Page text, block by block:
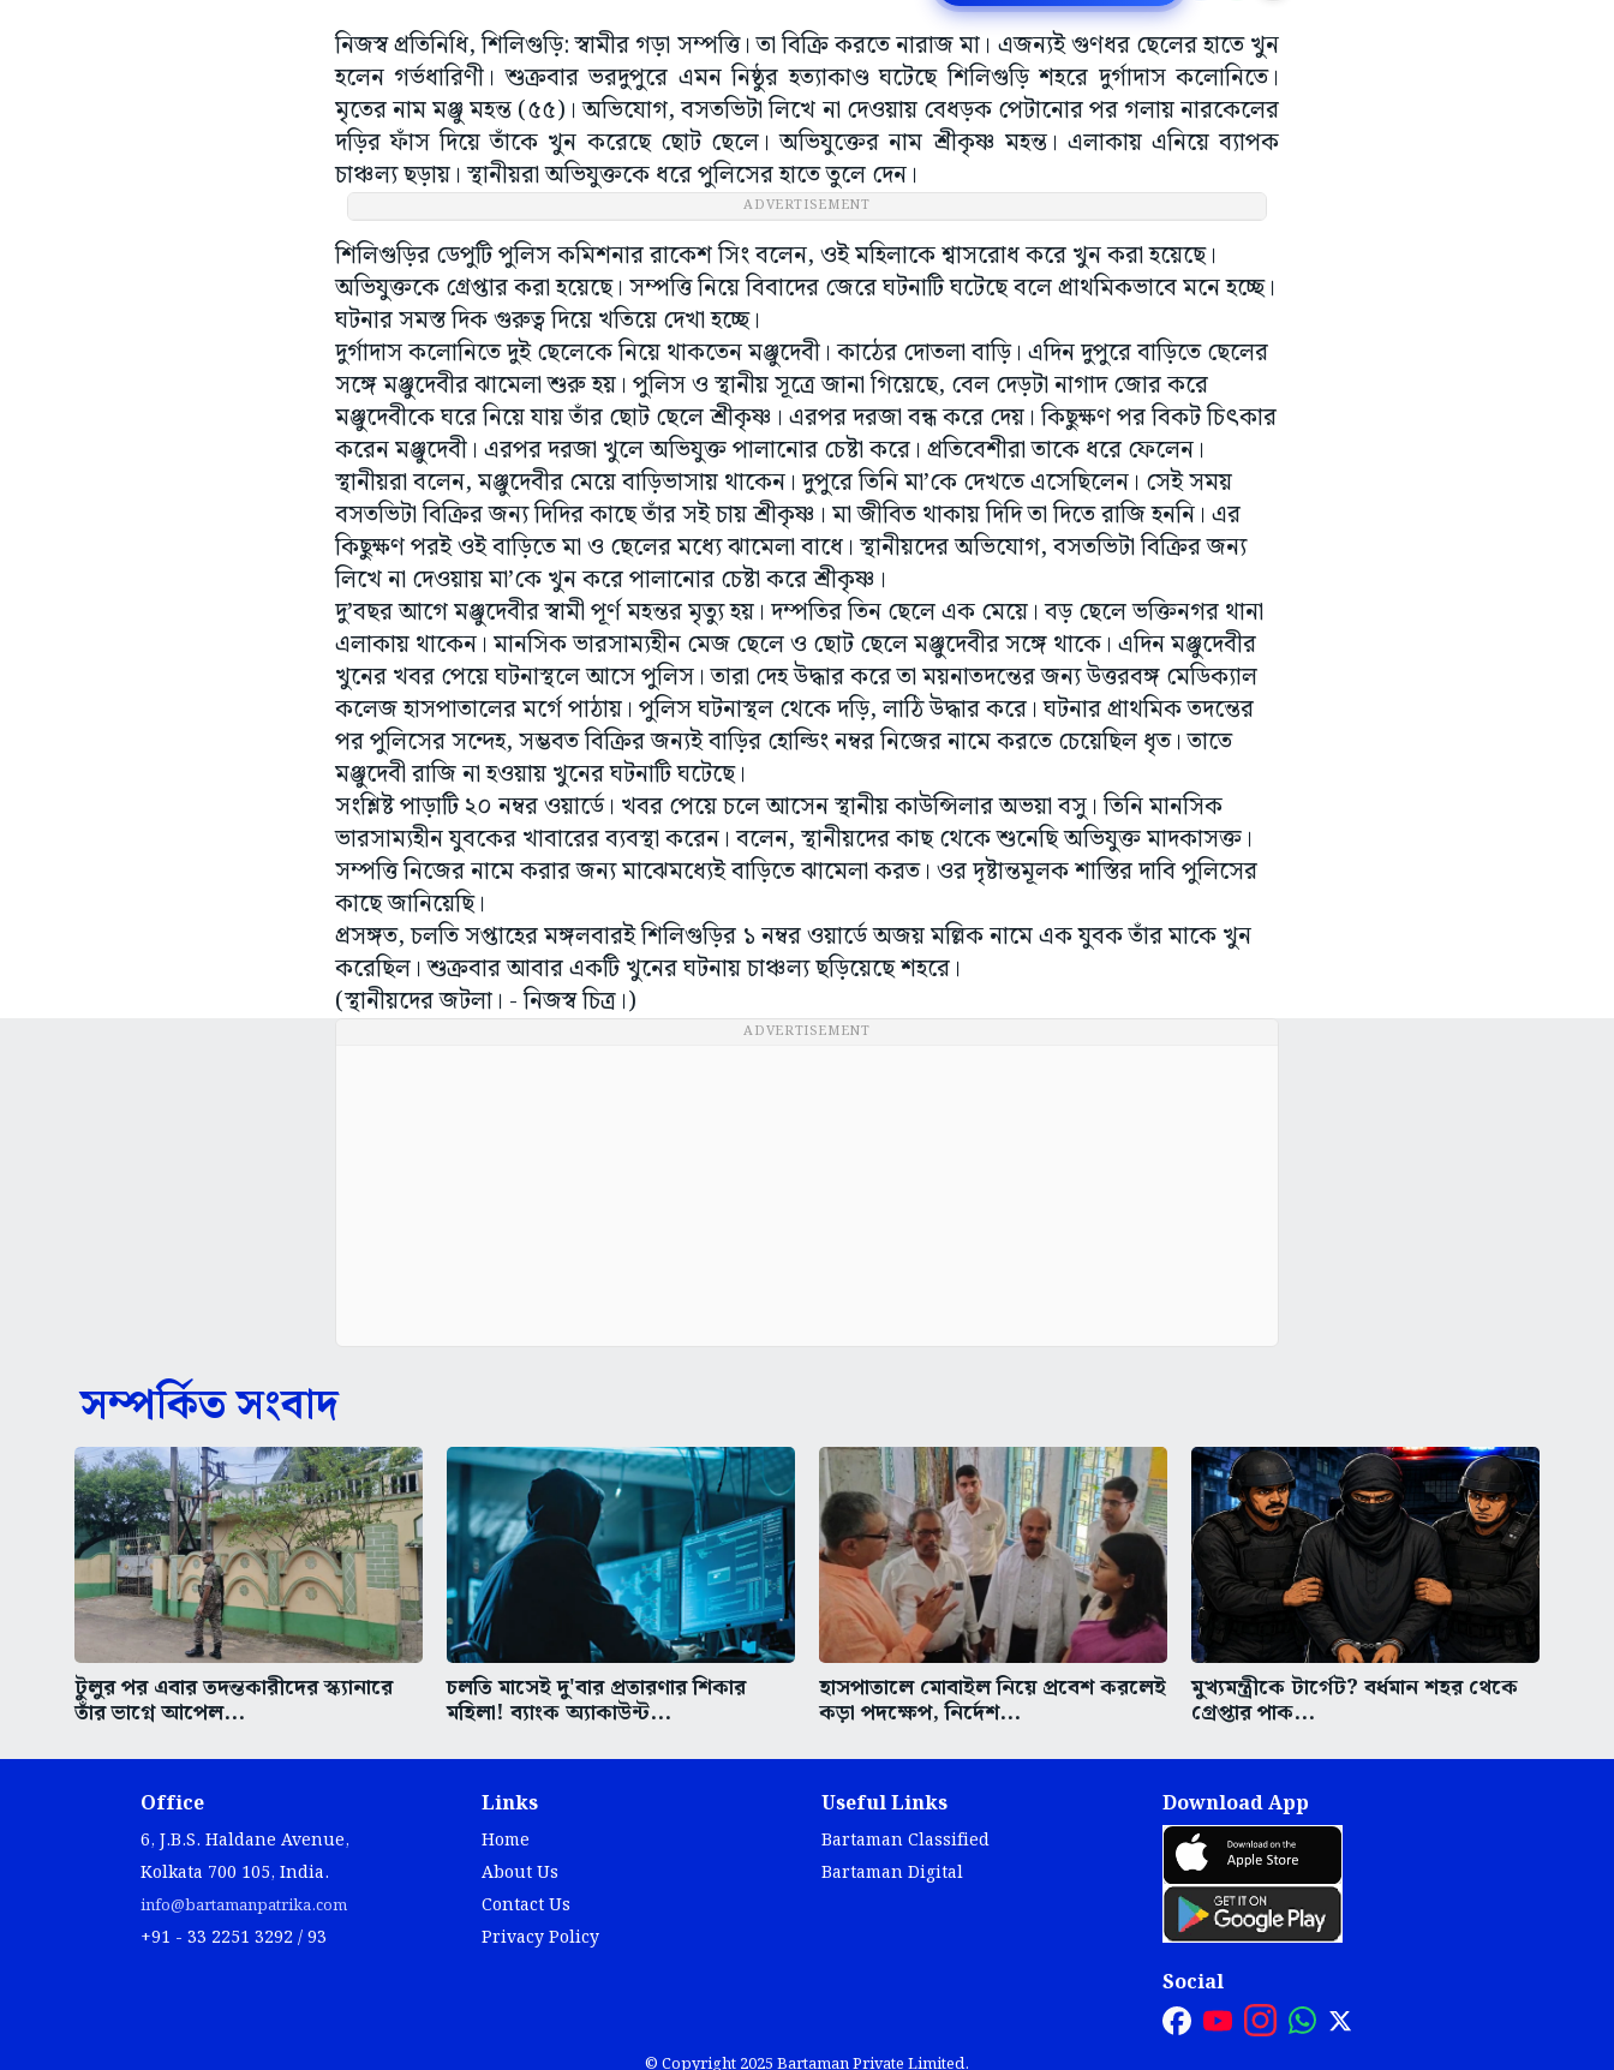
নিজস্ব প্রতিনিধি, শিলিগুড়ি: স্বামীর গড়া সম্পত্তি। তা বিক্রি করতে নারাজ মা। এজন্যই গুণধর ছেলের হাতে খুন
হলেন গর্ভধারিণী। শুক্রবার ভরদুপুরে এমন নিষ্ঠুর হত্যাকাণ্ড ঘটেছে শিলিগুড়ি শহরে দুর্গাদাস কলোনিতে।
মৃতের নাম মঞ্জু মহন্ত (৫৫)। অভিযোগ, বসতভিটা লিখে না দেওয়ায় বেধড়ক পেটানোর পর গলায় নারকেলের
দড়ির ফাঁস দিয়ে তাঁকে খুন করেছে ছোট ছেলে। অভিযুক্তের নাম শ্রীকৃষ্ণ মহন্ত। এলাকায় এনিয়ে ব্যাপক
চাঞ্চল্য ছড়ায়। স্থানীয়রা অভিযুক্তকে ধরে পুলিসের হাতে তুলে দেন।
শিলিগুড়ির ডেপুটি পুলিস কমিশনার রাকেশ সিং বলেন, ওই মহিলাকে শ্বাসরোধ করে খুন করা হয়েছে।
অভিযুক্তকে গ্রেপ্তার করা হয়েছে। সম্পত্তি নিয়ে বিবাদের জেরে ঘটনাটি ঘটেছে বলে প্রাথমিকভাবে মনে হচ্ছে।
ঘটনার সমস্ত দিক গুরুত্ব দিয়ে খতিয়ে দেখা হচ্ছে।
দুর্গাদাস কলোনিতে দুই ছেলেকে নিয়ে থাকতেন মঞ্জুদেবী। কাঠের দোতলা বাড়ি। এদিন দুপুরে বাড়িতে ছেলের
সঙ্গে মঞ্জুদেবীর ঝামেলা শুরু হয়। পুলিস ও স্থানীয় সূত্রে জানা গিয়েছে, বেল দেড়টা নাগাদ জোর করে
মঞ্জুদেবীকে ঘরে নিয়ে যায় তাঁর ছোট ছেলে শ্রীকৃষ্ণ। এরপর দরজা বন্ধ করে দেয়। কিছুক্ষণ পর বিকট চিৎকার
করেন মঞ্জুদেবী। এরপর দরজা খুলে অভিযুক্ত পালানোর চেষ্টা করে। প্রতিবেশীরা তাকে ধরে ফেলেন।
স্থানীয়রা বলেন, মঞ্জুদেবীর মেয়ে বাড়িভাসায় থাকেন। দুপুরে তিনি মা’কে দেখতে এসেছিলেন। সেই সময়
বসতভিটা বিক্রির জন্য দিদির কাছে তাঁর সই চায় শ্রীকৃষ্ণ। মা জীবিত থাকায় দিদি তা দিতে রাজি হননি। এর
কিছুক্ষণ পরই ওই বাড়িতে মা ও ছেলের মধ্যে ঝামেলা বাধে। স্থানীয়দের অভিযোগ, বসতভিটা বিক্রির জন্য
লিখে না দেওয়ায় মা’কে খুন করে পালানোর চেষ্টা করে শ্রীকৃষ্ণ।
দু’বছর আগে মঞ্জুদেবীর স্বামী পূর্ণ মহন্তর মৃত্যু হয়। দম্পতির তিন ছেলে এক মেয়ে। বড় ছেলে ভক্তিনগর থানা
এলাকায় থাকেন। মানসিক ভারসাম্যহীন মেজ ছেলে ও ছোট ছেলে মঞ্জুদেবীর সঙ্গে থাকে। এদিন মঞ্জুদেবীর
খুনের খবর পেয়ে ঘটনাস্থলে আসে পুলিস। তারা দেহ উদ্ধার করে তা ময়নাতদন্তের জন্য উত্তরবঙ্গ মেডিক্যাল
কলেজ হাসপাতালের মর্গে পাঠায়। পুলিস ঘটনাস্থল থেকে দড়ি, লাঠি উদ্ধার করে। ঘটনার প্রাথমিক তদন্তের
পর পুলিসের সন্দেহ, সম্ভবত বিক্রির জন্যই বাড়ির হোল্ডিং নম্বর নিজের নামে করতে চেয়েছিল ধৃত। তাতে
মঞ্জুদেবী রাজি না হওয়ায় খুনের ঘটনাটি ঘটেছে।
সংশ্লিষ্ট পাড়াটি ২০ নম্বর ওয়ার্ডে। খবর পেয়ে চলে আসেন স্থানীয় কাউন্সিলার অভয়া বসু। তিনি মানসিক
ভারসাম্যহীন যুবকের খাবারের ব্যবস্থা করেন। বলেন, স্থানীয়দের কাছ থেকে শুনেছি অভিযুক্ত মাদকাসক্ত।
সম্পত্তি নিজের নামে করার জন্য মাঝেমধ্যেই বাড়িতে ঝামেলা করত। ওর দৃষ্টান্তমূলক শাস্তির দাবি পুলিসের
কাছে জানিয়েছি।
প্রসঙ্গত, চলতি সপ্তাহের মঙ্গলবারই শিলিগুড়ির ১ নম্বর ওয়ার্ডে অজয় মল্লিক নামে এক যুবক তাঁর মাকে খুন
করেছিল। শুক্রবার আবার একটি খুনের ঘটনায় চাঞ্চল্য ছড়িয়েছে শহরে।
(স্থানীয়দের জটলা। - নিজস্ব চিত্র।)
ADVERTISEMENT
টুলুর পর এবার তদন্তকারীদের স্ক্যানারে
তাঁর ভাগ্নে আপেল...
চলতি মাসেই দু'বার প্রতারণার শিকার
মহিলা! ব্যাংক অ্যাকাউন্ট...
হাসপাতালে মোবাইল নিয়ে প্রবেশ করলেই
কড়া পদক্ষেপ, নির্দেশ...
মুখ্যমন্ত্রীকে টার্গেট? বর্ধমান শহর থেকে
গ্রেপ্তার পাক...
Office
6, J.B.S. Haldane Avenue,
info@bartamanpatrika.com
Links
Home
Useful Links
Bartaman Classified
Download App
Social